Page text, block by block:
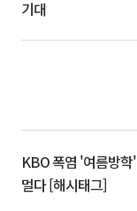
기대
KBO 폭염 '여름방
멀다 [해시태그]